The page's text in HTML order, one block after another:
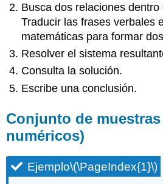
práctica\
(\PageIndex{1}\)
Juego
de
B
(Problemas
Ejemplo\
(\PageIndex{2}\)
de
práctica
Busca dos relaciones dentro
Traducir las frases verbales
matemáticas para formar
Resolver el sistema
Consulta la solución.
Escribe una conclusión.
Conjunto de
numéricos)
Ejemplo\(\PageIndex{1}\)